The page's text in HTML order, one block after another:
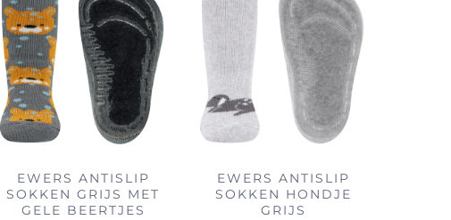
EWERS ANTISLIP
SOKKEN GRIJS MET
GELE BEERTJES
EWERS ANTISLIP
SOKKEN HONDJE
GRIJS